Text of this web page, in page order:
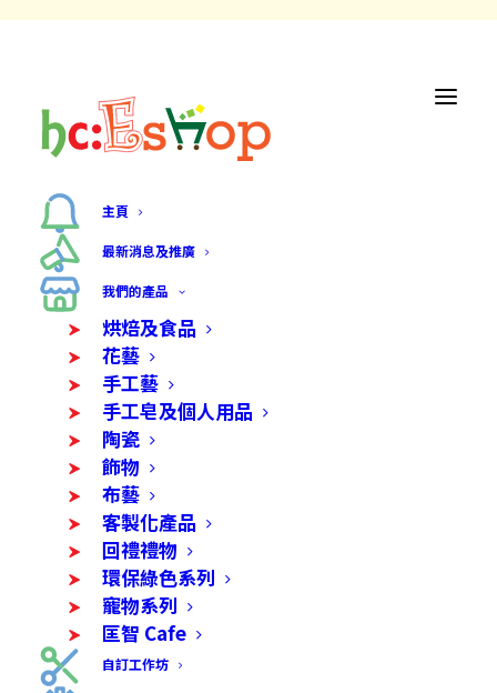
主頁
最新消息及推廣
我們的產品
烘焙及食品
花藝
手工藝
手工皂及個人用品
陶瓷
飾物
布藝
客製化產品
回禮禮物
環保綠色系列
寵物系列
匡智 Cafe
自訂工作坊